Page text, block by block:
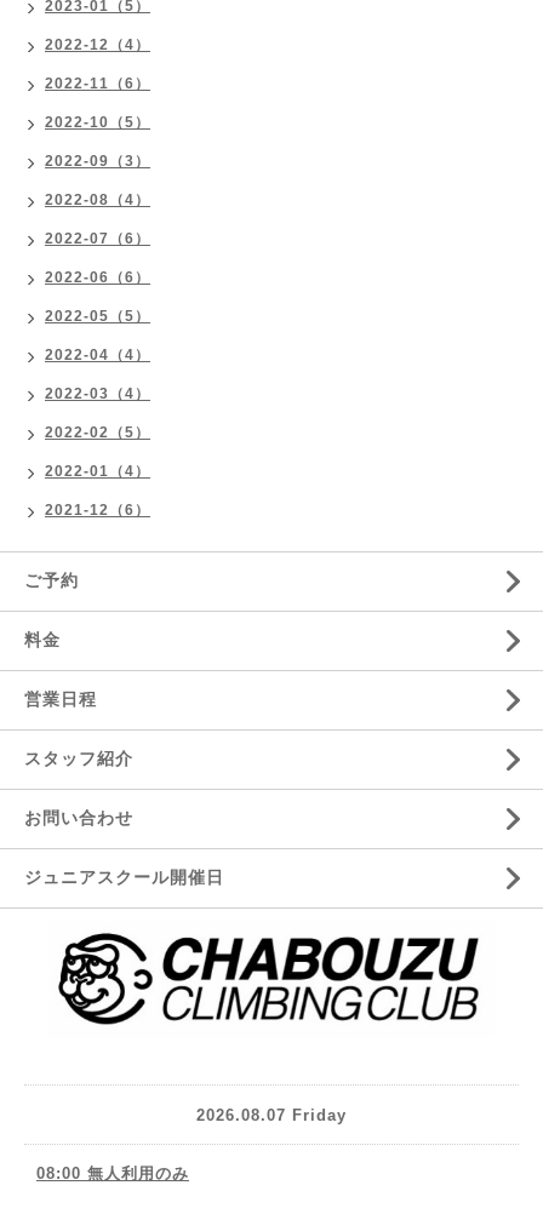
2023-01（5）
2022-12（4）
2022-11（6）
2022-10（5）
2022-09（3）
2022-08（4）
2022-07（6）
2022-06（6）
2022-05（5）
2022-04（4）
2022-03（4）
2022-02（5）
2022-01（4）
2021-12（6）
ご予約
料金
営業日程
スタッフ紹介
お問い合わせ
ジュニアスクール開催日
2026.08.07 Friday
08:00 無人利用のみ